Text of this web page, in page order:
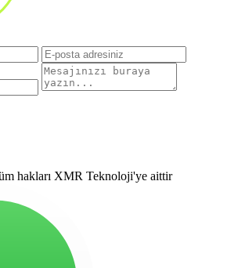
hakları XMR Teknoloji'ye aittir